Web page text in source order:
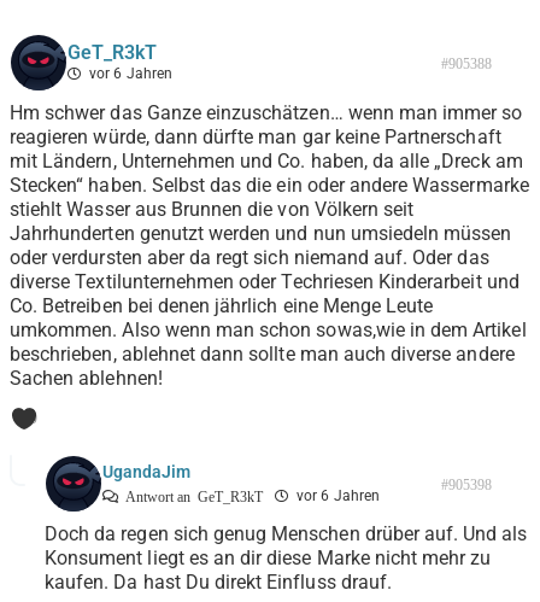
GeT_R3kT
vor 6 Jahren
#905388
Hm schwer das Ganze einzuschätzen… wenn man immer so
reagieren würde, dann dürfte man gar keine Partnerschaft
mit Ländern, Unternehmen und Co. haben, da alle „Dreck am
Stecken“ haben. Selbst das die ein oder andere Wassermarke
stiehlt Wasser aus Brunnen die von Völkern seit
Jahrhunderten genutzt werden und nun umsiedeln müssen
oder verdursten aber da regt sich niemand auf. Oder das
diverse Textilunternehmen oder Techriesen Kinderarbeit und
Co. Betreiben bei denen jährlich eine Menge Leute
umkommen. Also wenn man schon sowas,wie in dem Artikel
beschrieben, ablehnet dann sollte man auch diverse andere
Sachen ablehnen!
0
UgandaJim
Antwort an GeT_R3kT vor 6 Jahren
#905398
Doch da regen sich genug Menschen drüber auf. Und als
Konsument liegt es an dir diese Marke nicht mehr zu
kaufen. Da hast Du direkt Einfluss drauf.